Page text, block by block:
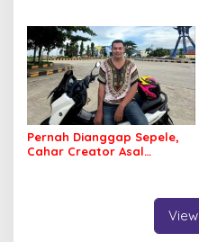
Pernah Dianggap Sepele,
Cahar Creator Asal